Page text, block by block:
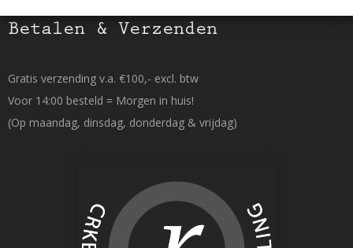
Betalen & Verzenden
Gratis verzending v.a. €100,- excl. btw
Voor 14:00 besteld = Morgen in huis!
(Op maandag, dinsdag, donderdag & vrijdag)